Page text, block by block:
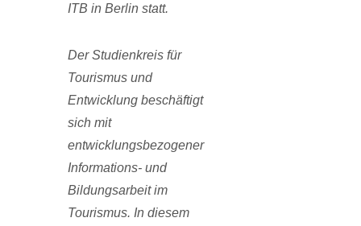
ITB in Berlin statt.
Der Studienkreis für
Tourismus und
Entwicklung beschäftigt
sich mit
entwicklungsbezogener
In­formations- und
Bildungsarbeit im
Tourismus. In diesem